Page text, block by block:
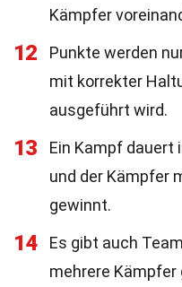
Kämpfer
12
Punkte werden
mit korrekter
ausgeführt wird.
13
Ein Kampf dauert
und der Kämpfer
gewinnt.
14
Es gibt auch
mehrere